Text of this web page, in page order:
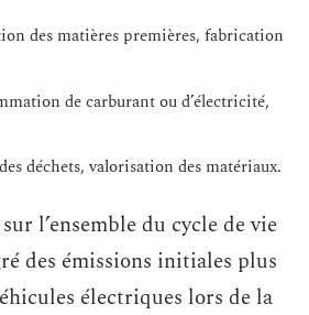
des matières premières, fabrication
de carburant ou d’électricité,
déchets, valorisation des matériaux.
sur l’ensemble du cycle de vie
des émissions initiales plus
électriques lors de la